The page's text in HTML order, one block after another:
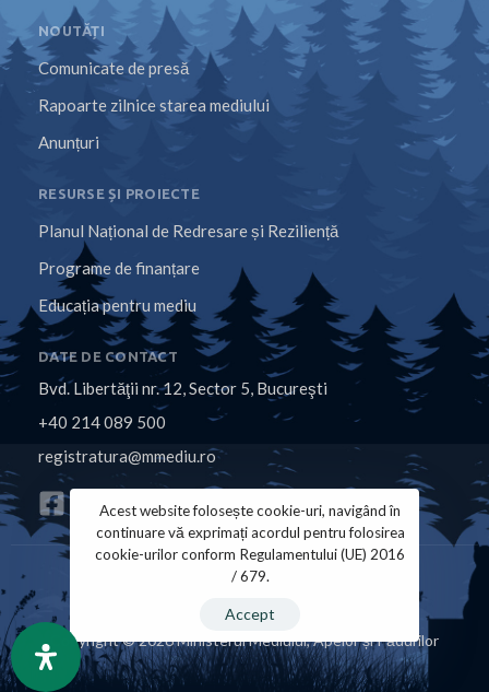
NOUTĂȚI
Comunicate de presă
Rapoarte zilnice starea mediului
Anunțuri
RESURSE ȘI PROIECTE
Planul Național de Redresare și Reziliență
Programe de finanțare
Educația pentru mediu
DATE DE CONTACT
Bvd. Libertăţii nr. 12, Sector 5, Bucureşti
+40 214 089 500
registratura@mmediu.ro
Copyright © 2026 Ministerul Mediului, Apelor și Pădurilor
Acest website folosește cookie-uri, navigând în
continuare vă exprimați acordul pentru folosirea
cookie-urilor conform Regulamentului (UE) 2016
/ 679.
Accept